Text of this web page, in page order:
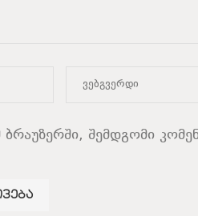
შემდგომი